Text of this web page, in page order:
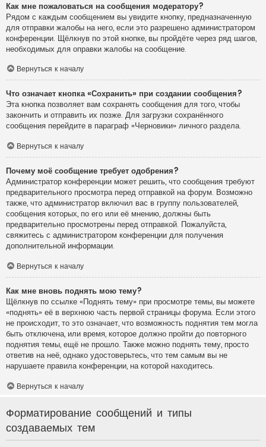
Как мне пожаловаться на сообщения модератору?
Рядом с каждым сообщением вы увидите кнопку, предназначенную
для отправки жалобы на него, если это разрешено администратором
конференции. Щёлкнув по этой кнопке, вы пройдёте через ряд шагов,
необходимых для оправки жалобы на сообщение.
Вернуться к началу
Что означает кнопка «Сохранить» при создании сообщения?
Эта кнопка позволяет вам сохранять сообщения для того, чтобы
закончить и отправить их позже. Для загрузки сохранённого
сообщения перейдите в параграф «Черновики» личного раздела.
Вернуться к началу
Почему моё сообщение требует одобрения?
Администратор конференции может решить, что сообщения требуют
предварительного просмотра перед отправкой на форум. Возможно
также, что администратор включил вас в группу пользователей,
сообщения которых, по его или её мнению, должны быть
предварительно просмотрены перед отправкой. Пожалуйста,
свяжитесь с администратором конференции для получения
дополнительной информации.
Вернуться к началу
Как мне вновь поднять мою тему?
Щёлкнув по ссылке «Поднять тему» при просмотре темы, вы можете
«поднять» её в верхнюю часть первой страницы форума. Если этого
не происходит, то это означает, что возможность поднятия тем могла
быть отключена, или время, которое должно пройти до повторного
поднятия темы, ещё не прошло. Также можно поднять тему, просто
ответив на неё, однако удостоверьтесь, что тем самым вы не
нарушаете правила конференции, на которой находитесь.
Вернуться к началу
Форматирование сообщений и типы
создаваемых тем